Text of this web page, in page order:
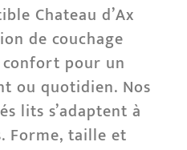
Chateau d’Ax
de couchage
pour un
ou quotidien. Nos
lits s’adaptent à
Forme, taille et